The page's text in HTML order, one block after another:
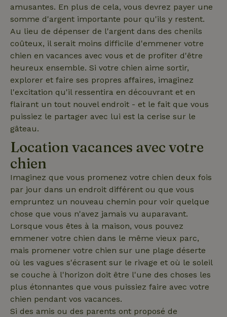
amusantes. En plus de cela, vous devrez payer une
somme d'argent importante pour qu'ils y restent.
Au lieu de dépenser de l'argent dans des chenils
coûteux, il serait moins difficile d'emmener votre
chien en vacances avec vous et de profiter d'être
heureux ensemble. Si votre chien aime sortir,
explorer et faire ses propres affaires, imaginez
l'excitation qu'il ressentira en découvrant et en
flairant un tout nouvel endroit - et le fait que vous
puissiez le partager avec lui est la cerise sur le
gâteau.
Location vacances avec votre
chien
Imaginez que vous promenez votre chien deux fois
par jour dans un endroit différent ou que vous
empruntez un nouveau chemin pour voir quelque
chose que vous n'avez jamais vu auparavant.
Lorsque vous êtes à la maison, vous pouvez
emmener votre chien dans le même vieux parc,
mais promener votre chien sur une plage déserte
où les vagues s'écrasent sur le rivage et où le soleil
se couche à l'horizon doit être l'une des choses les
plus étonnantes que vous puissiez faire avec votre
chien pendant vos vacances.
Si des amis ou des parents ont proposé de
_nhft_user-create-account www.maisonnature.fr
recently_viewed_houses www.maisonnature.fr
_nhftconstraint_new-
www.maisonnature.fr
_nhft_safety-deposit-refund www.maisonnature.fr
_nhftconstraint_search-
geo-json
www.maisonnature.fr
_nhftconstraint_search-
lowest-price